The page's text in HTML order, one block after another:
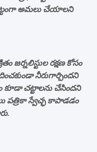
అమలు చేయాలని
జర్నలిస్టుల రక్షణ కోసం
నీరుగార్చిందని
కూడా చట్టాలను చేసిందని
పత్రికా స్వేచ్ఛ కాపాడడం